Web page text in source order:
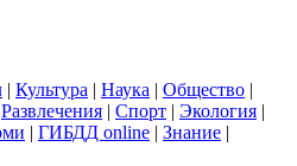
| Культура | Наука | Общество |
Развлечения | Спорт | Экология |
| ГИБДД online | Знание |